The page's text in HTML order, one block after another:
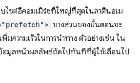
บไซต์อีคอมเมิร์ซที่ใหญ่ที่สุดในลาตินอเม
บางส่วนของขั้นตอนจะ
ความเร็วในการนําทาง ตัวอย่างเช่น ใน
อมูลหน้าผลลัพธ์ถัดไปทันทีที่ผู้ใช้เลื่อนไป